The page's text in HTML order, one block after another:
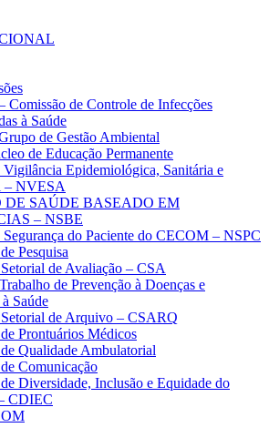
Comissão de Controle de Infecções
à Saúde
de Gestão Ambiental
de Educação Permanente
Epidemiológica, Sanitária e
– NVESA
DE SAÚDE BASEADO EM
– NSBE
do Paciente do CECOM – NSPC
Pesquisa
de Avaliação – CSA
de Prevenção à Doenças e
Saúde
de Arquivo – CSARQ
Prontuários Médicos
Qualidade Ambulatorial
Comunicação
Diversidade, Inclusão e Equidade do
CDIEC